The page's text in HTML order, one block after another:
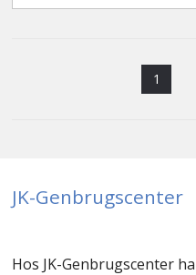
1
JK-Genbrugscenter
Hos JK-Genbrugscenter